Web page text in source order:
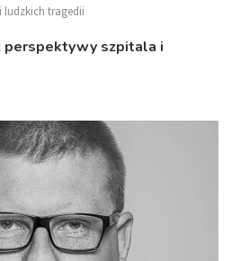
ludzkich tragedii
perspektywy szpitala i